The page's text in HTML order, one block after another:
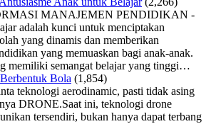
MANAJEMEN PENDIDIKAN -
adalah kunci untuk menciptakan
yang dinamis dan memberikan
yang memuaskan bagi anak-anak.
memiliki semangat belajar yang tinggi…
Bola (1,854)
teknologi aerodinamic, pasti tidak asing
DRONE.Saat ini, teknologi drone
tersendiri, bukan hanya dapat terbang